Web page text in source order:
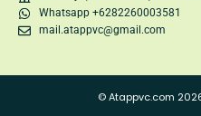
Whatsapp +6282260003581
mail.atappvc@gmail.com
© Atappvc.com